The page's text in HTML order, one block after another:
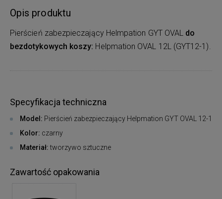
Opis produktu
Pierścień zabezpieczający Helmpation GYT OVAL do
bezdotykowych koszy: Helpmation OVAL 12L (GYT12-1).
Specyfikacja techniczna
Model: Pierścień zabezpieczający Helpmation GYT OVAL 12-1
Kolor: czarny
Materiał:tworzywo sztuczne
Zawartość opakowania